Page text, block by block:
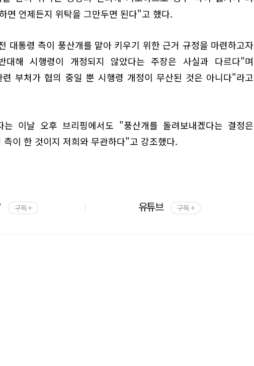
면 언제든지 위탁을 그만두면 된다"고 했다.
대통령 측이 풍산개를 맡아 키우기 위한 근거 규정을 마련하고자
대해 시행령이 개정되지 않았다는 주장은 사실과 다르다"며
부처가 협의 중일 뿐 시행령 개정이 무산된 것은 아니다"라고
는 이날 오후 브리핑에서도 "풍산개를 돌려보내겠다는 결정은
측이 한 것이지 저희와 무관하다"고 강조했다.
구독 + 유튜브 구독 +